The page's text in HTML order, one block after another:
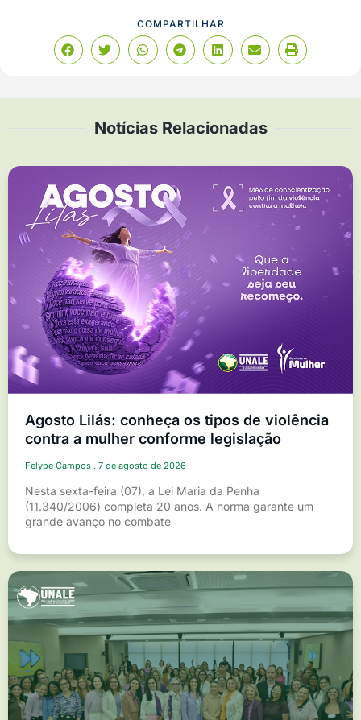
COMPARTILHAR
Notícias Relacionadas
Agosto Lilás: conheça os tipos de violência
contra a mulher conforme legislação
Felype Campos 7 de agosto de 2026
Nesta sexta-feira (07), a Lei Maria da Penha
(11.340/2006) completa 20 anos. A norma garante um
grande avanço no combate